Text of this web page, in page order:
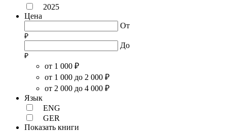
2025
Цена
От
До
от 1 000 ₽
от 1 000 до 2 000 ₽
от 2 000 до 4 000 ₽
Язык
ENG
GER
Показать книги